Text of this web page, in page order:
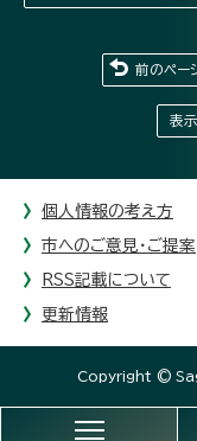
前のペー
表示
個人情報の考え方
市へのご意見・ご提案
RSS記載について
更新情報
Copyright ©